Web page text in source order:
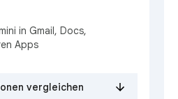
in Gmail, Docs,
Apps
vergleichen